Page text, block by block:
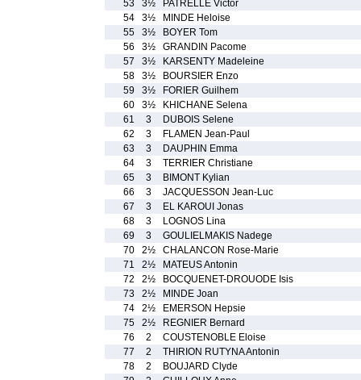
53
3½
PATRELLE Victor
54
3½
MINDE Heloise
55
3½
BOYER Tom
56
3½
GRANDIN Pacome
57
3½
KARSENTY Madeleine
58
3½
BOURSIER Enzo
59
3½
FORIER Guilhem
60
3½
KHICHANE Selena
61
3
DUBOIS Selene
62
3
FLAMEN Jean-Paul
63
3
DAUPHIN Emma
64
3
TERRIER Christiane
65
3
BIMONT Kylian
66
3
JACQUESSON Jean-Luc
67
3
EL KAROUI Jonas
68
3
LOGNOS Lina
69
3
GOULIELMAKIS Nadege
70
2½
CHALANCON Rose-Marie
71
2½
MATEUS Antonin
72
2½
BOCQUENET-DROUODE Isis
73
2½
MINDE Joan
74
2½
EMERSON Hepsie
75
2½
REGNIER Bernard
76
2
COUSTENOBLE Eloise
77
2
THIRION RUTYNA Antonin
78
2
BOUJARD Clyde